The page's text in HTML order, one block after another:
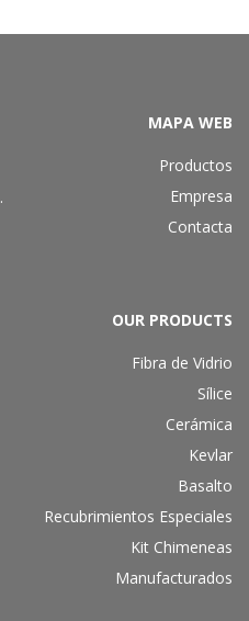
.
MAPA WEB
Productos
Empresa
Contacta
OUR PRODUCTS
Fibra de Vidrio
Sílice
Cerámica
Kevlar
Basalto
Recubrimientos Especiales
Kit Chimeneas
Manufacturados